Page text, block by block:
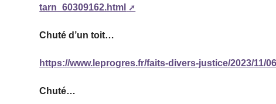
tarn_60309162.html
Chuté d’un toit…
https://www.leprogres.fr/faits-divers-justice/2023/11/
Chuté…